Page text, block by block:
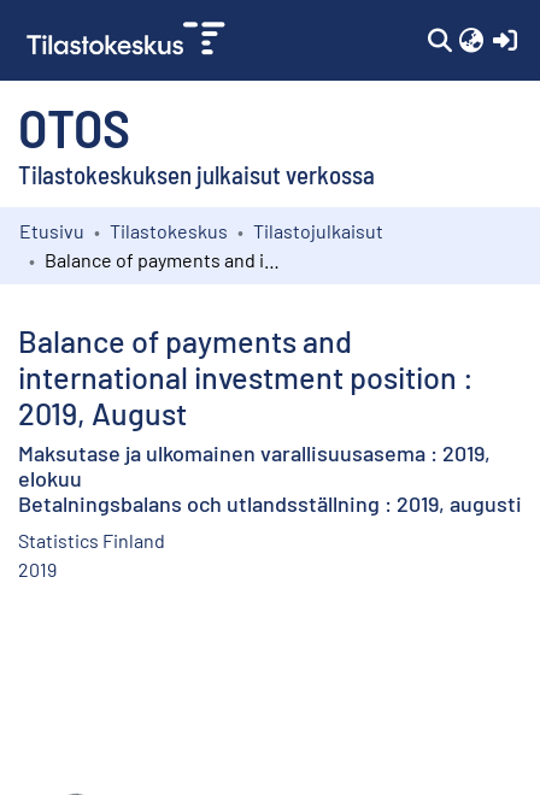
OTOS
Tilastokeskuksen julkaisut verkossa
Kokoelmat
Etusivu Tilastokeskus
Tilastojulkaisut
Balance of payments and
international investment position :
2019, August
Maksutase ja ulkomainen varallisuusasema : 2019,
elokuu
Betalningsbalans och utlandsställning : 2019, augusti
Statistics Finland
2019